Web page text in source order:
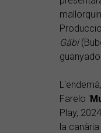
Gäbi
Farelo '
Play,
la canària